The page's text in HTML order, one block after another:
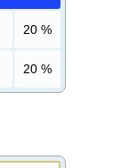
20 %
20 %